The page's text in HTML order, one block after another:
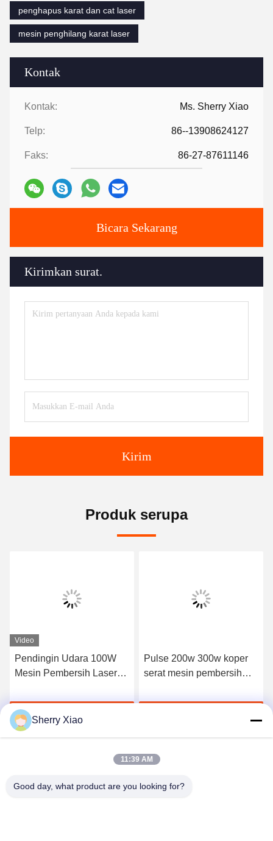
Kontak
Kontak: Ms. Sherry Xiao
Telp: 86--13908624127
Faks: 86-27-87611146
Bicara Sekarang
Kirimkan surat.
Kirim
penghapus karat dan cat laser
mesin penghilang karat laser
Produk serupa
Video
Pendingin Udara 100W
Mesin Pembersih Laser
Mesin Karat
Dapatkan Harga Terbaik
Pulse 200w 300w koper
serat mesin pembersih
karat
Sherry Xiao
11:39 AM
Good day, what product are you looking for?